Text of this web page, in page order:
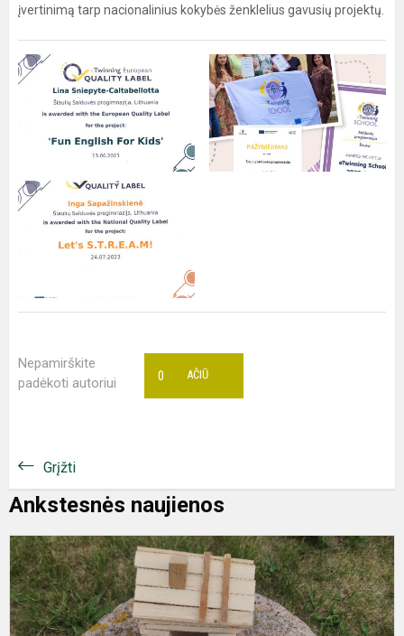
įvertinimą tarp nacionalinius kokybės ženklelius gavusių projektų.
Nepamirškite
padėkoti autoriui
AČIŪ
0
Grįžti
Ankstesnės naujienos